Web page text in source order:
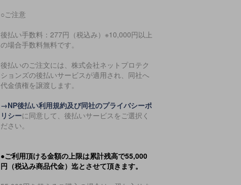
○ご注意
後払い手数料：277円（税込み）※10,000円以上
の場合手数料無料です。
後払いのご注文には、株式会社ネットプロテク
ションズの後払いサービスが適用され、同社へ
代金債権を譲渡します。
→NP後払い利用規約及び同社のプライバシーポ
リシーに同意して、後払いサービスをご選択く
ださい。
●ご利用頂ける金額の上限は累計残高で55,000
円（税込み商品代金）迄とさせて頂きます。